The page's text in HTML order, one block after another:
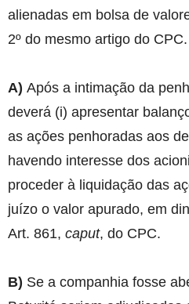
alienadas em bolsa de
2º do mesmo artigo do CPC.
A) Após a intimação da
deverá (i) apresentar
as ações penhoradas aos
havendo interesse dos
proceder à liquidação das
juízo o valor apurado, em
Art. 861, caput, do CPC.
B) Se a companhia fosse